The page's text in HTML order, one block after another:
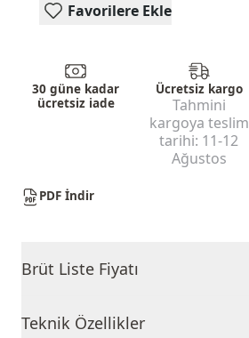
Favorilere Ekle
30 güne kadar
ücretsiz iade
Ücretsiz kargo
Tahmini
kargoya teslim
tarihi: 11-12
Ağustos
PDF İndir
Brüt Liste Fiyatı
Teknik Özellikler